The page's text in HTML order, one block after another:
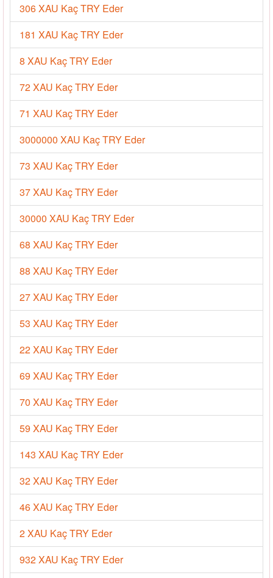
306 XAU Kaç TRY Eder
181 XAU Kaç TRY Eder
8 XAU Kaç TRY Eder
72 XAU Kaç TRY Eder
71 XAU Kaç TRY Eder
3000000 XAU Kaç TRY Eder
73 XAU Kaç TRY Eder
37 XAU Kaç TRY Eder
30000 XAU Kaç TRY Eder
68 XAU Kaç TRY Eder
88 XAU Kaç TRY Eder
27 XAU Kaç TRY Eder
53 XAU Kaç TRY Eder
22 XAU Kaç TRY Eder
69 XAU Kaç TRY Eder
70 XAU Kaç TRY Eder
59 XAU Kaç TRY Eder
143 XAU Kaç TRY Eder
32 XAU Kaç TRY Eder
46 XAU Kaç TRY Eder
2 XAU Kaç TRY Eder
932 XAU Kaç TRY Eder